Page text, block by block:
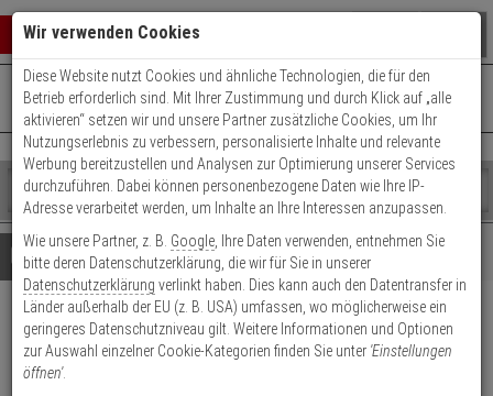
Warenkorb schließen
0 ARTIKEL IM WARENKORB
Ihr Warenkorb ist momentan leer.
Ergebnisse ()
Fertig
Shop
durchsuchen
Bitte
geben
Sie
mindestens
Zeichen
ein,
um
Es
wurde
noch
Kategorien
Suche
gestartet
+49 (0)821 899 493-0Mo. - Do.: 8:00 - 16:30 | Fr.: 8:00 - 14:00 Uhr
Kontaktservice nutzen
Details Beratung
HIKVision DS-1227ZJ-DM42
Gehäuse, Deckeneinbau
Wir verwenden Cookies
Diese Website nutzt Cookies und ähnliche Technologien, die für den
Betrieb erforderlich sind. Mit Ihrer Zustimmung und durch Klick auf „alle
aktivieren“ setzen wir und unsere Partner zusätzliche Cookies, um Ihr
Nutzungserlebnis zu verbessern, personalisierte Inhalte und relevante
Werbung bereitzustellen und Analysen zur Optimierung unserer Services
durchzuführen. Dabei können personenbezogene Daten wie Ihre IP-
Adresse verarbeitet werden, um Inhalte an Ihre Interessen anzupassen.
Wie unsere Partner, z. B. Google , Ihre Daten verwenden, entnehmen Sie
bitte deren Datenschutzerklärung, die wir für Sie in unserer
Datenschutzerklärung verlinkt haben. Dies kann auch den Datentransfer in
Länder außerhalb der EU (z. B. USA) umfassen, wo möglicherweise ein
geringeres Datenschutzniveau gilt. Weitere Informationen und Optionen
zur Auswahl einzelner Cookie-Kategorien finden Sie unter 'Einstellungen
öffnen'.